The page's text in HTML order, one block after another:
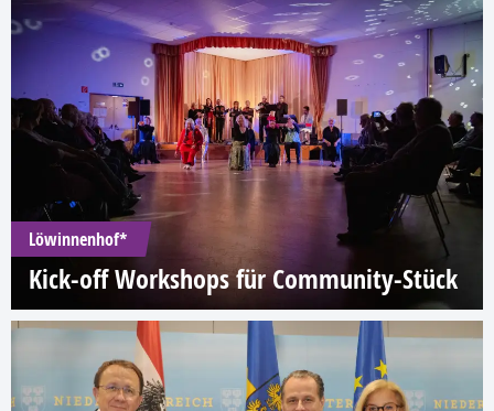
Löwinnenhof*
Kick-off Workshops für Community-Stück